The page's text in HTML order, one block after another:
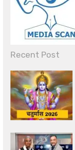
Recent Post